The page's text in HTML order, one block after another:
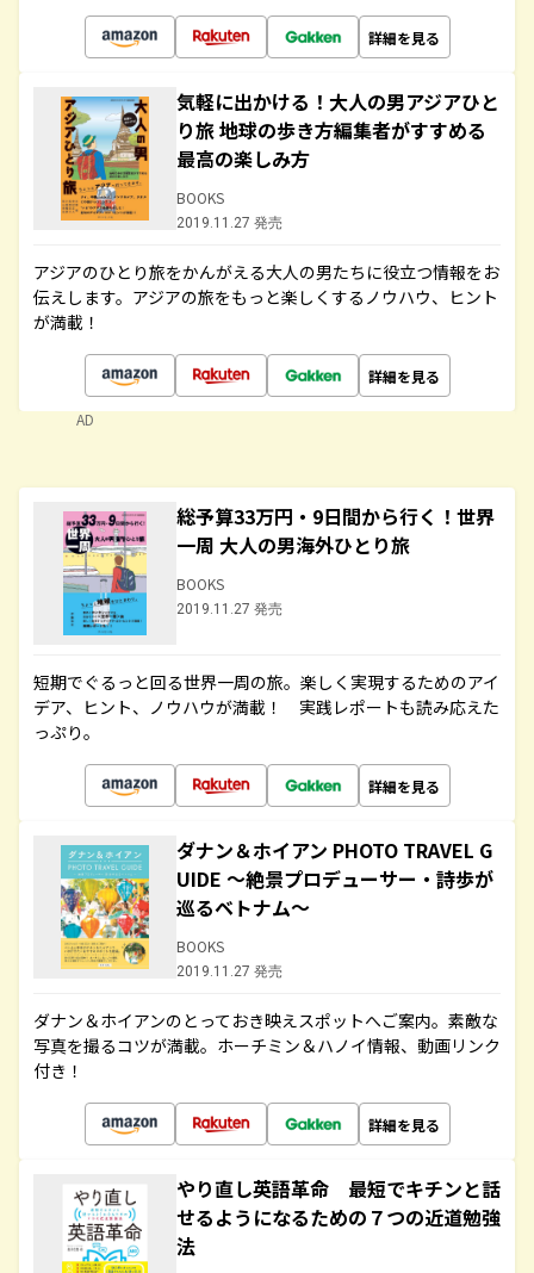
詳細を見る
気軽に出かける！大人の男アジアひと
り旅 地球の歩き方編集者がすすめる
最高の楽しみ方
BOOKS
2019.11.27 発売
アジアのひとり旅をかんがえる大人の男たちに役立つ情報をお
伝えします。アジアの旅をもっと楽しくするノウハウ、ヒント
が満載！
詳細を見る
AD
総予算33万円・9日間から行く！世界
一周 大人の男海外ひとり旅
BOOKS
2019.11.27 発売
短期でぐるっと回る世界一周の旅。楽しく実現するためのアイ
デア、ヒント、ノウハウが満載！ 実践レポートも読み応えた
っぷり。
詳細を見る
ダナン＆ホイアン PHOTO TRAVEL G
UIDE ～絶景プロデューサー・詩歩が
巡るベトナム～
BOOKS
2019.11.27 発売
ダナン＆ホイアンのとっておき映えスポットへご案内。素敵な
写真を撮るコツが満載。ホーチミン＆ハノイ情報、動画リンク
付き！
詳細を見る
やり直し英語革命 最短でキチンと話
せるようになるための７つの近道勉強
法